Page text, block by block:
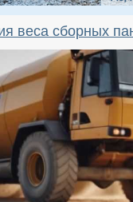
веса сборных